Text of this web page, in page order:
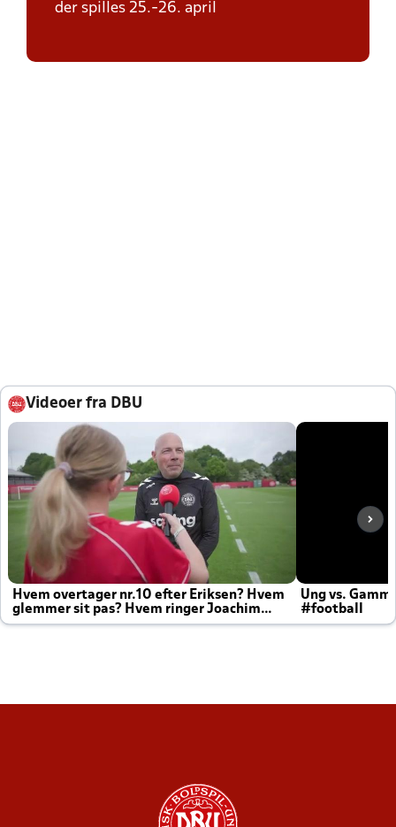
der spilles 25.-26. april
Videoer fra DBU
Hvem overtager nr.10 efter Eriksen? Hvem
glemmer sit pas? Hvem ringer Joachim
altid til efter kampe?
Ung vs.
#football